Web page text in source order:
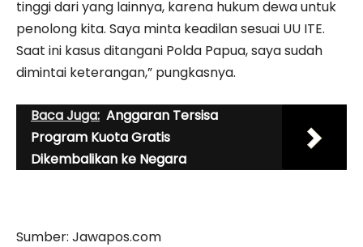
tinggi dari yang lainnya, karena hukum dewa untuk
penolong kita. Saya minta keadilan sesuai UU ITE.
Saat ini kasus ditangani Polda Papua, saya sudah
dimintai keterangan,” pungkasnya.
Baca Juga: Anggaran Tersisa
Program Kuota Gratis
Dikembalikan ke Negara
Sumber: Jawapos.com